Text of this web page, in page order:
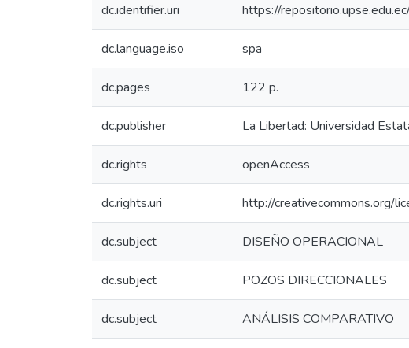
dc.identifier.uri https://
dc.language.iso spa
dc.pages 122 p.
dc.publisher La Libertad: Universidad
dc.rights openAccess
dc.rights.uri http://creativecommons.org/
dc.subject DISEÑO OPERACIONAL
dc.subject POZOS DIRECCIONALES
dc.subject ANÁLISIS COMPARATIVO